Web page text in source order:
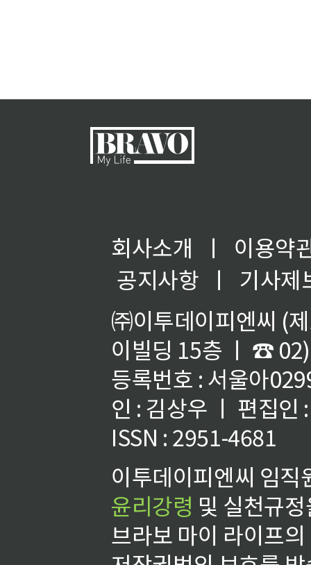
회사소개 ㅣ
이용약
공지사항
ㅣ
기사제
㈜이투데이피엔씨 (
이빌딩 15층 ㅣ ☎
등록번호 : 서울아
인 : 김상우 ㅣ 편집인
ISSN : 2951-4681
이투데이피엔씨 임
윤리강령 및 실천규
브라보 마이 라이프